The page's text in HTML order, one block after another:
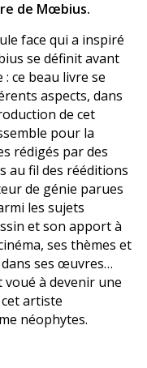
de Mœbius.
face qui a inspiré
se définit avant
ce beau livre se
aspects, dans
de cet
pour la
rédigés par des
au fil des rééditions
de génie parues
les sujets
et son apport à
ses thèmes et
ses œuvres…
à devenir une
artiste
néophytes.